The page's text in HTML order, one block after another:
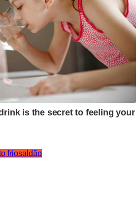
friosaldão